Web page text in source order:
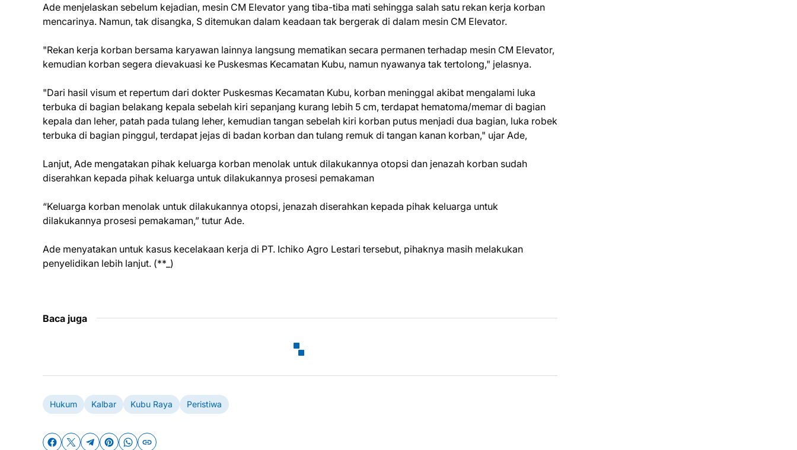
Ade menjelaskan sebelum kejadian, mesin CM Elevator yang tiba-tiba mati sehingga salah satu rekan kerja korban
mencarinya. Namun, tak disangka, S ditemukan dalam keadaan tak bergerak di dalam mesin CM Elevator.
"Rekan kerja korban bersama karyawan lainnya langsung mematikan secara permanen terhadap mesin CM Elevator,
kemudian korban segera dievakuasi ke Puskesmas Kecamatan Kubu, namun nyawanya tak tertolong," jelasnya.
"Dari hasil visum et repertum dari dokter Puskesmas Kecamatan Kubu, korban meninggal akibat mengalami luka
terbuka di bagian belakang kepala sebelah kiri sepanjang kurang lebih 5 cm, terdapat hematoma/memar di bagian
kepala dan leher, patah pada tulang leher, kemudian tangan sebelah kiri korban putus menjadi dua bagian, luka robek
terbuka di bagian pinggul, terdapat jejas di badan korban dan tulang remuk di tangan kanan korban," ujar Ade,
Lanjut, Ade mengatakan pihak keluarga korban menolak untuk dilakukannya otopsi dan jenazah korban sudah
diserahkan kepada pihak keluarga untuk dilakukannya prosesi pemakaman
“Keluarga korban menolak untuk dilakukannya otopsi, jenazah diserahkan kepada pihak keluarga untuk
dilakukannya prosesi pemakaman,” tutur Ade.
Ade menyatakan untuk kasus kecelakaan kerja di PT. Ichiko Agro Lestari tersebut, pihaknya masih melakukan
penyelidikan lebih lanjut. (**_)
Baca juga
Hukum Kalbar Kubu Raya Peristiwa